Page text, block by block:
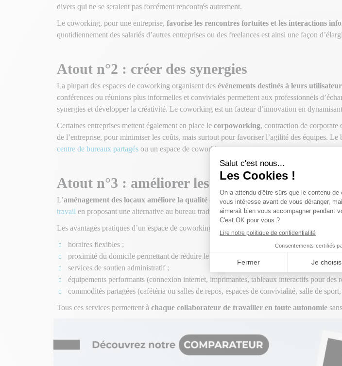
divers qui ne se seraient pas forcément rencontrés autrement.
Le coworking, pour une entreprise, favorise les rencontres fortuites et les interactions
quotidiennement des salariés d’autres entreprises ou des freelances est ainsi une façon
Atout n°2 : créer des synergies
La plupart des espaces de coworking organisent des événements destinés à leurs
conférences ou réunions plus informelles et conviviales permettent aux professionnels
synergies et développer la créativité. Le coworking est un facteur d’innovation en
Certaines entreprises mettent également en place le corpoworking, contraction de corporate
de l’entreprise, pour minimiser les coûts, mais surtout pour favoriser l’agilité des équipes.
centre de bureaux partagés ou un espace de coworking.
Atout n°3 : améliorer les conditions de
L’aménagement des locaux améliore la qualité de vie au travail (QVT)et devient un
travail en proposant une alternative au bureau traditionnel ou au travail à domicile.
Les avantages pratiques d’un espace de coworking sont nombreux :
horaires flexibles ;
proximité du domicile permettant de réduire le temps de trajet ;
services de soutien administratif ;
équipements performants (connexion internet, imprimantes, tableaux interactifs pour
commodités partagées (cafétéria ou salles de repos, espaces de convivialité, salle de
Tous ces services permettent à chaque collaborateur de travailler en toute autonomie